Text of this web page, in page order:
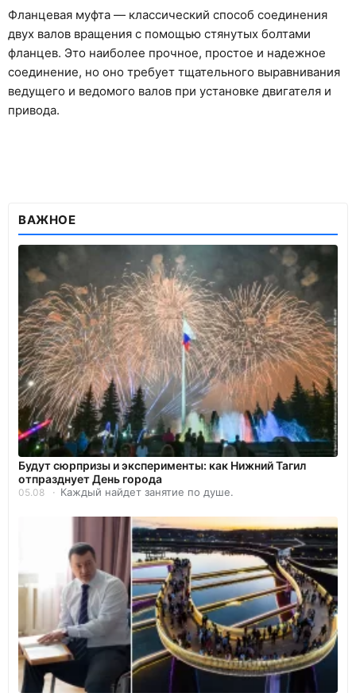
Фланцевая муфта — классический способ соединения
двух валов вращения с помощью стянутых болтами
фланцев. Это наиболее прочное, простое и надежное
соединение, но оно требует тщательного выравнивания
ведущего и ведомого валов при установке двигателя и
привода.
ВАЖНОЕ
Будут сюрпризы и эксперименты: как Нижний Тагил
отпразднует День города
05.08 Каждый найдет занятие по душе.